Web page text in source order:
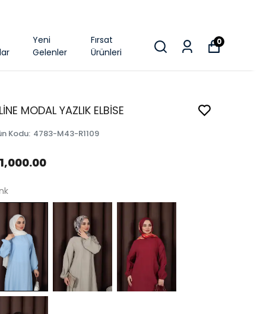
Yeni
Gelenler
Fırsat
Ürünleri
0
MODAL YAZLIK ELBİSE
Kodu: 4783-M43-R1109